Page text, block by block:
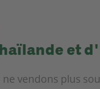
et
ne vendons plus